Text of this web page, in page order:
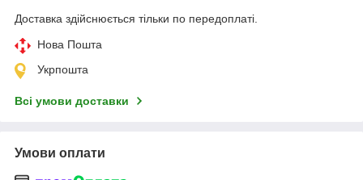
Доставка здійснюється тільки по передоплаті.
Нова Пошта
Укрпошта
Всі умови доставки
Умови оплати